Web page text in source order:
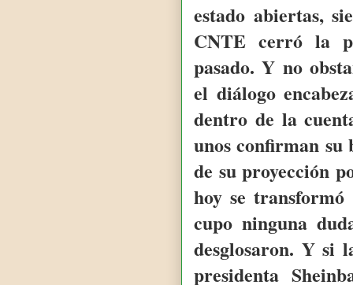
estado abiertas,
CNTE cerró la
pasado. Y no
el diálogo
dentro de la
unos confirman su
de su proyección
hoy se
cupo ninguna
desglosaron. Y si
presidenta